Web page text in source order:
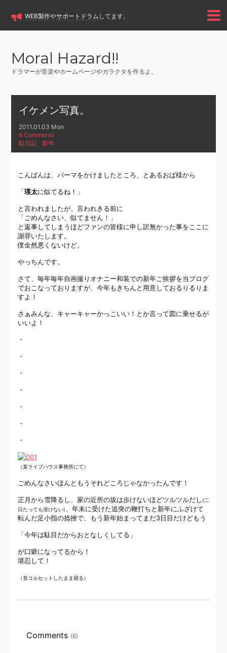
WEB製作やサポートドラム してます。
Moral Hazard!!
ドラマーが音楽やホームページやガラクタを作るよ。
イケメン写真。
2011.01.03 Mon
6 Comments
駄日記
新年
こんばんは、パーマをかけましたところ、とあるおば様から
「瑛太に似てるね！」
と言われましたが、言われきる前に
「ごめんなさい、似てません！」
と返事してしまうほどファンの皆様に申し訳無かった事をここに
謝罪いたします。
僕全然悪くないけど。
やっちんです。
さて、毎年毎年自画撮りオナニー和装での新年ご挨拶を当ブログ
でおこなっておりますが、今年もきちんと用意しておるりるりま
すよ！
さぁみんな、キャーキャーかっこいい！とか言って図に乗せるが
いいよ！
・
・
・
・
・
・
・
（某ライブハウス事務所にて）
ごめんなさいほんともうそれどころじゃなかったんです！
正月から雪降るし、家の近所の坂は歩けないほどツルツルだし (二
日たっても溶けない)
、年末に受けた追突の鞭打ちと新年にふざけて
転んだ足小指の捻挫で、もう新年始まってまだ3日目だけどもう
「今年は駄目だからおとなしくしてる」
が口癖になってるから！
堪忍して！
（首コルセットしたまま寝る）
Comments (6)